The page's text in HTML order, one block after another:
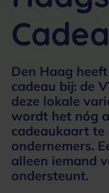
Den Haag
cadeau bij: de
deze lokale
wordt het nóg
cadeaukaart te
ondernemers.
alleen iemand
ondersteunt.